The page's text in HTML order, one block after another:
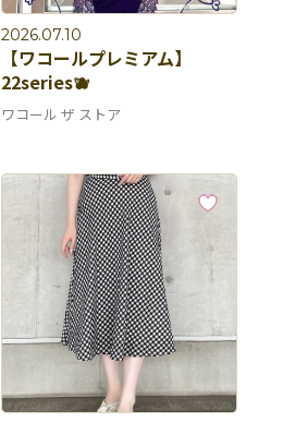
2026.07.10
【ワコールプレミアム】
22series🫐
ワコール ザ ストア